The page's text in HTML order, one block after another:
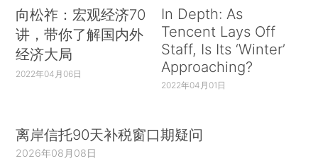
向松祚：宏观经济70
讲，带你了解国内外
经济大局
2022年04月06日
In Depth: As
Tencent Lays Off
Staff, Is Its ‘Winter’
Approaching?
2022年04月01日
离岸信托90天补税窗口期疑问
2026年08月08日